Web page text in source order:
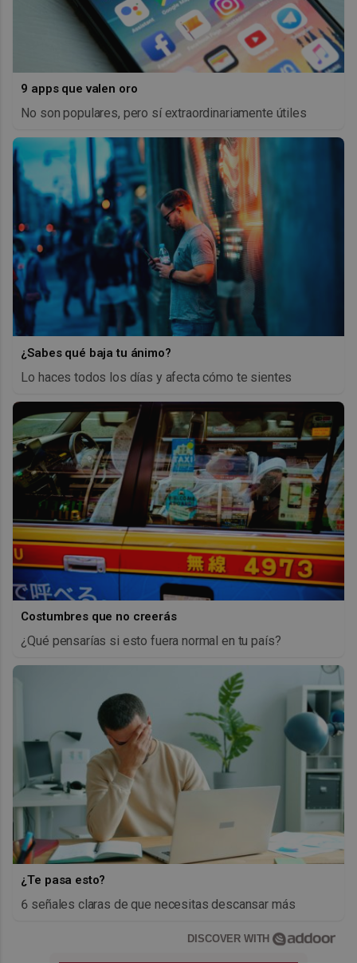
9 apps que valen oro
No son populares, pero sí extraordinariamente útiles
¿Sabes qué baja tu ánimo?
Lo haces todos los días y afecta cómo te sientes
Costumbres que no creerás
¿Qué pensarías si esto fuera normal en tu país?
¿Te pasa esto?
6 señales claras de que necesitas descansar más
DISCOVER WITH